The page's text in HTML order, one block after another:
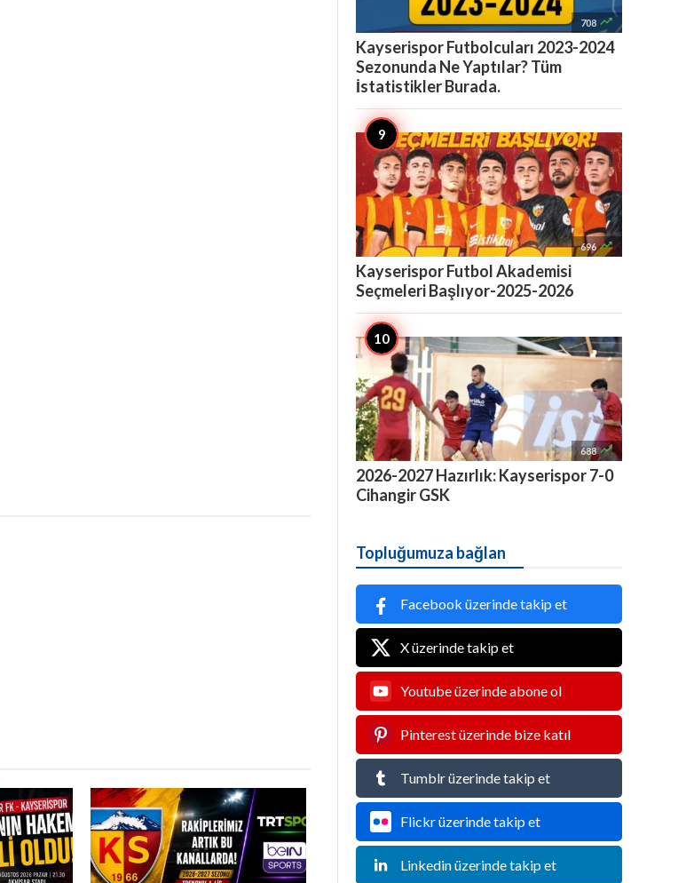
708 
Kayserispor Futbolcuları 2023-2024
Sezonunda Ne Yaptılar? Tüm
İstatistikler Burada.
696 
Kayserispor Futbol Akademisi
Seçmeleri Başlıyor-2025-2026
688 
2026-2027 Hazırlık: Kayserispor 7-0
Cihangir GSK
Topluğumuza bağlan
Facebook üzerinde takip et
X üzerinde takip et
Youtube üzerinde abone ol
Pinterest üzerinde bize katıl
Tumblr üzerinde takip et
Flickr üzerinde takip et
Linkedin üzerinde takip et